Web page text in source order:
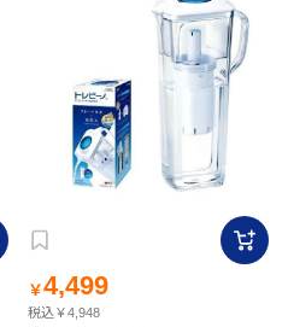
￥4,499
税込￥4,948